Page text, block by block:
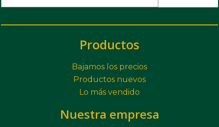
Productos
Bajamos los precios
Productos nuevos
Lo más vendido
Nuestra empresa